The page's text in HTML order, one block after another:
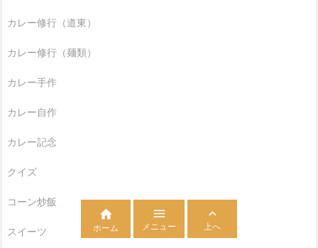
カレー修行（道東）
カレー修行（麺類）
カレー手作
カレー自作
カレー記念
クイズ
コーン炒飯
スイーツ

ホーム

メニュー

上へ